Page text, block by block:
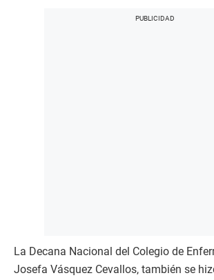
La Decana Nacional del Colegio de
Josefa Vásquez Cevallos, también se